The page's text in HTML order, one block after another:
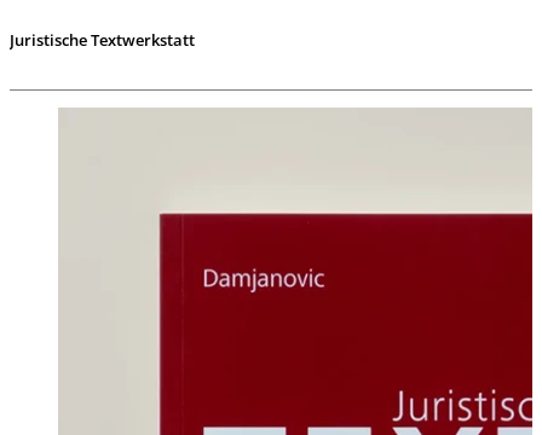
Juristische Textwerkstatt